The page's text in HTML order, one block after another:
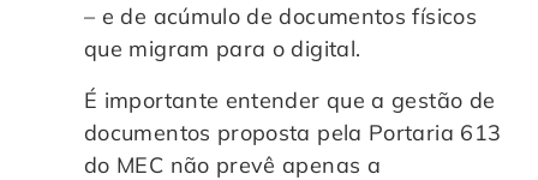
– e de acúmulo de documentos físicos
que migram para o digital.
É importante entender que a gestão de
documentos proposta pela Portaria 613
do MEC não prevê apenas a